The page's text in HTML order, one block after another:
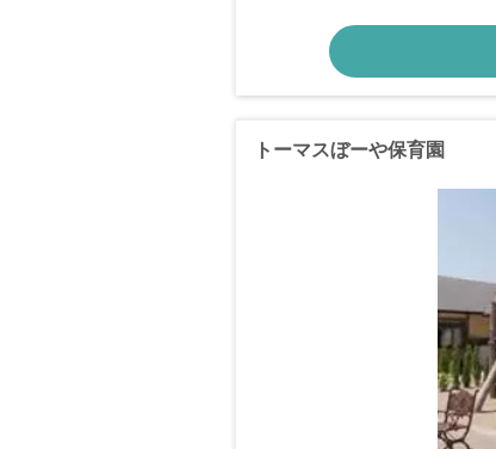
トーマスぼーや保育園